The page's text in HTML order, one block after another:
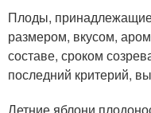
Плоды,
размером, вкусом,
составе, сроком
последний критерий,